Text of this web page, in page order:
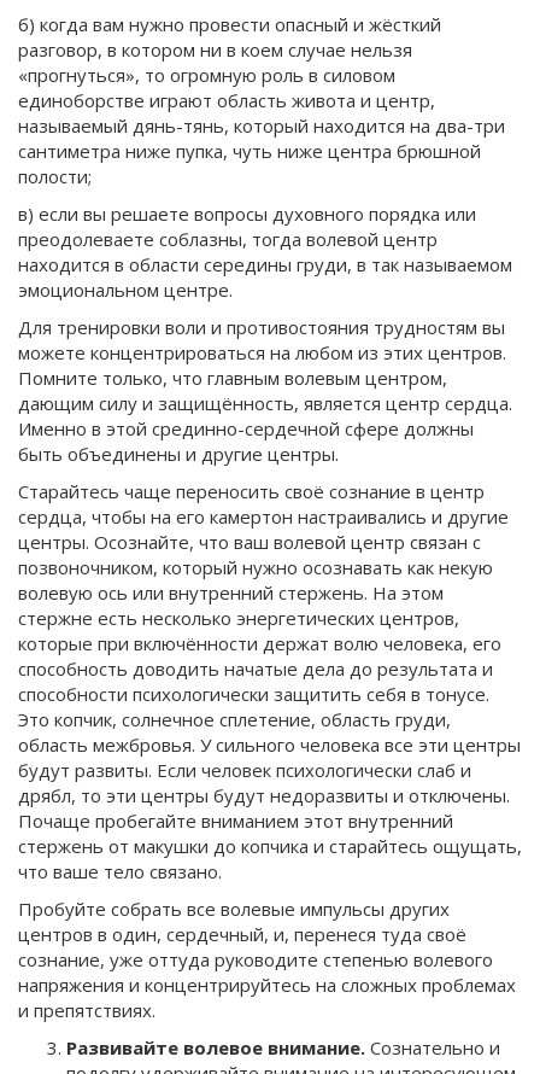
б) когда вам нужно провести опасный и жёсткий
разговор, в котором ни в коем случае нельзя
«прогнуться», то огромную роль в силовом
единоборстве играют область живота и центр,
называемый дянь-тянь, который находится на два-три
сантиметра ниже пупка, чуть ниже центра брюшной
полости;
в) если вы решаете вопросы духовного порядка или
преодолеваете соблазны, тогда волевой центр
находится в области середины груди, в так называемом
эмоциональном центре.
Для тренировки воли и противостояния трудностям вы
можете концентрироваться на любом из этих центров.
Помните только, что главным волевым центром,
дающим силу и защищённость, является центр сердца.
Именно в этой срединно-сердечной сфере должны
быть объединены и другие центры.
Старайтесь чаще переносить своё сознание в центр
сердца, чтобы на его камертон настраивались и другие
центры. Осознайте, что ваш волевой центр связан с
позвоночником, который нужно осознавать как некую
волевую ось или внутренний стержень. На этом
стержне есть несколько энергетических центров,
которые при включённости держат волю человека, его
способность доводить начатые дела до результата и
способности психологически защитить себя в тонусе.
Это копчик, солнечное сплетение, область груди,
область межбровья. У сильного человека все эти центры
будут развиты. Если человек психологически слаб и
дрябл, то эти центры будут недоразвиты и отключены.
Почаще пробегайте вниманием этот внутренний
стержень от макушки до копчика и старайтесь ощущать,
что ваше тело связано.
Пробуйте собрать все волевые импульсы других
центров в один, сердечный, и, перенеся туда своё
сознание, уже оттуда руководите степенью волевого
напряжения и концентрируйтесь на сложных проблемах
и препятствиях.
Развивайте волевое внимание. Сознательно и